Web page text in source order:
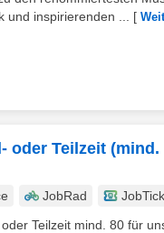
inspirierenden ...
[
oder Teilzeit
JobRad
Teilzeit mind. 80 für